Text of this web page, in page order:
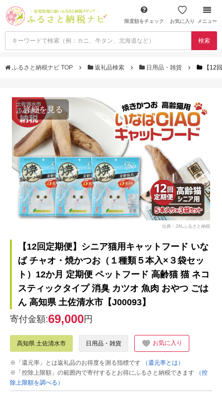
限度額をチェック お気に入り メニュー
検索
ふるさと納税ナビ TOP 返礼品検索 日用品・雑貨 【12
詳細を見る
出典：JALふるさと納税
【12回定期便】シニア猫用キャットフード いな
ば チャオ・焼かつお（１種類５本入×３袋セッ
ト）12か月 定期便 ペットフード 高齢猫 猫 ネコ
スティックタイプ 消臭 カツオ 魚肉 おやつ ごは
ん 高知県 土佐清水市【J00093】
寄付金額:69,000円
高知県 土佐清水市 日用品・雑貨 お気に入り
※「還元率」とは返礼品のお得度を測る指標です
（還元率とは）
※「控除上限額」の範囲内で寄付するとお得にふるさと納税できます
（控
除上限額を調べる）